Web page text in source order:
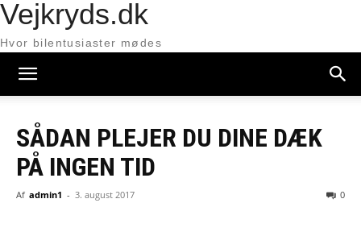
Vejkryds.dk
Hvor bilentusiaster mødes
SÅDAN PLEJER DU DINE DÆK
PÅ INGEN TID
Af admin1 - 3. august 2017 0